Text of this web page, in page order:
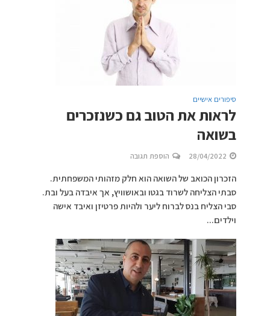
סיפורים אישיים
לראות את הטוב גם כשנזכרים
בשואה
28/04/2022 הוספת תגובה
הזכרון הכואב של השואה הוא חלק מזהותי המשפחתית.
סבתי הצליחה לשרוד בגטו ובאושוויץ, אך איבדה בעל ובת.
סבי הצליח בנס לברוח ליער ולהיות פרטיזן ואיבד אישה
וילדים...